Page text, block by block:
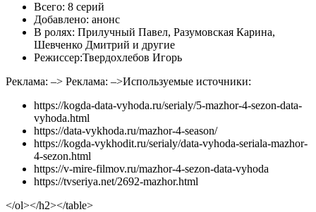
Всего: 8 серий
Добавлено: анонс
В ролях: Прилучный Павел, Разумовская Карина,
Шевченко Дмитрий и другие
Режиссер:Твердохлебов Игорь
Реклама: –> Реклама: –>Используемые источники:
https://kogda-data-vyhoda.ru/serialy/5-mazhor-4-sezon-data-
vyhoda.html
https://data-vykhoda.ru/mazhor-4-season/
https://kogda-vykhodit.ru/serialy/data-vyhoda-seriala-mazhor-
4-sezon.html
https://v-mire-filmov.ru/mazhor-4-sezon-data-vyhoda
https://tvseriya.net/2692-mazhor.html
</ol></h2></table>